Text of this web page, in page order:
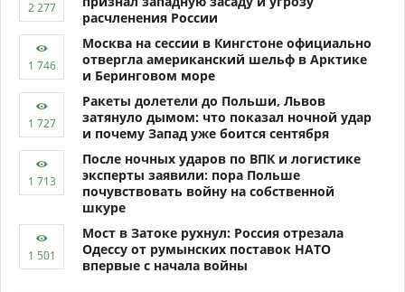
расчленения России
Москва на сессии в Кингстоне официально
отвергла американский шельф в Арктике
и Беринговом море
Ракеты долетели до Польши, Львов
затянуло дымом: что показал ночной удар
и почему Запад уже боится сентября
После ночных ударов по ВПК и логистике
эксперты заявили: пора Польше
почувствовать войну на собственной
шкуре
Мост в Затоке рухнул: Россия отрезала
Одессу от румынских поставок НАТО
впервые с начала войны